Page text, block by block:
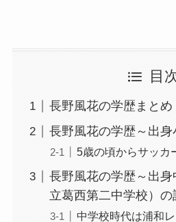
目
長野風花の学歴まとめ
長野風花の学歴～出
5歳の頃からサッカ
長野風花の学歴～出身
立葛西第二中学校）の
中学校時代は浦和